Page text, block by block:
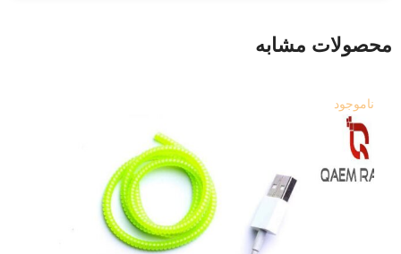
محصولات مشابه
ناموجود